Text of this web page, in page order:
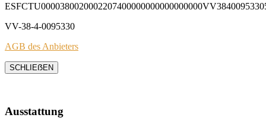
VV-38-4-0095330
AGB des Anbieters
SCHLIEẞEN
Ausstattung